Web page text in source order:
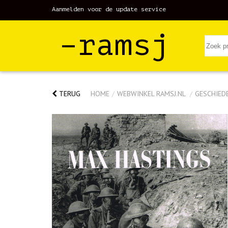
Aanmelden voor de update service
–ramsj
TERUG HOME / WEBWINKEL RAMSJ.NL /